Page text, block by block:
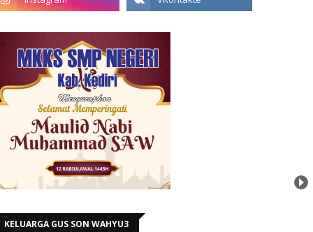
KELUARGA GUS SON WAHYU3